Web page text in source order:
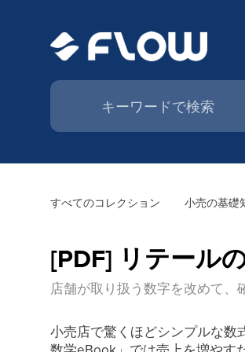
すべてのコレクション 小売の基礎
[PDF] リテール
店舗が取り扱う数字を改めて、
小売店で驚くほどシンプルな数